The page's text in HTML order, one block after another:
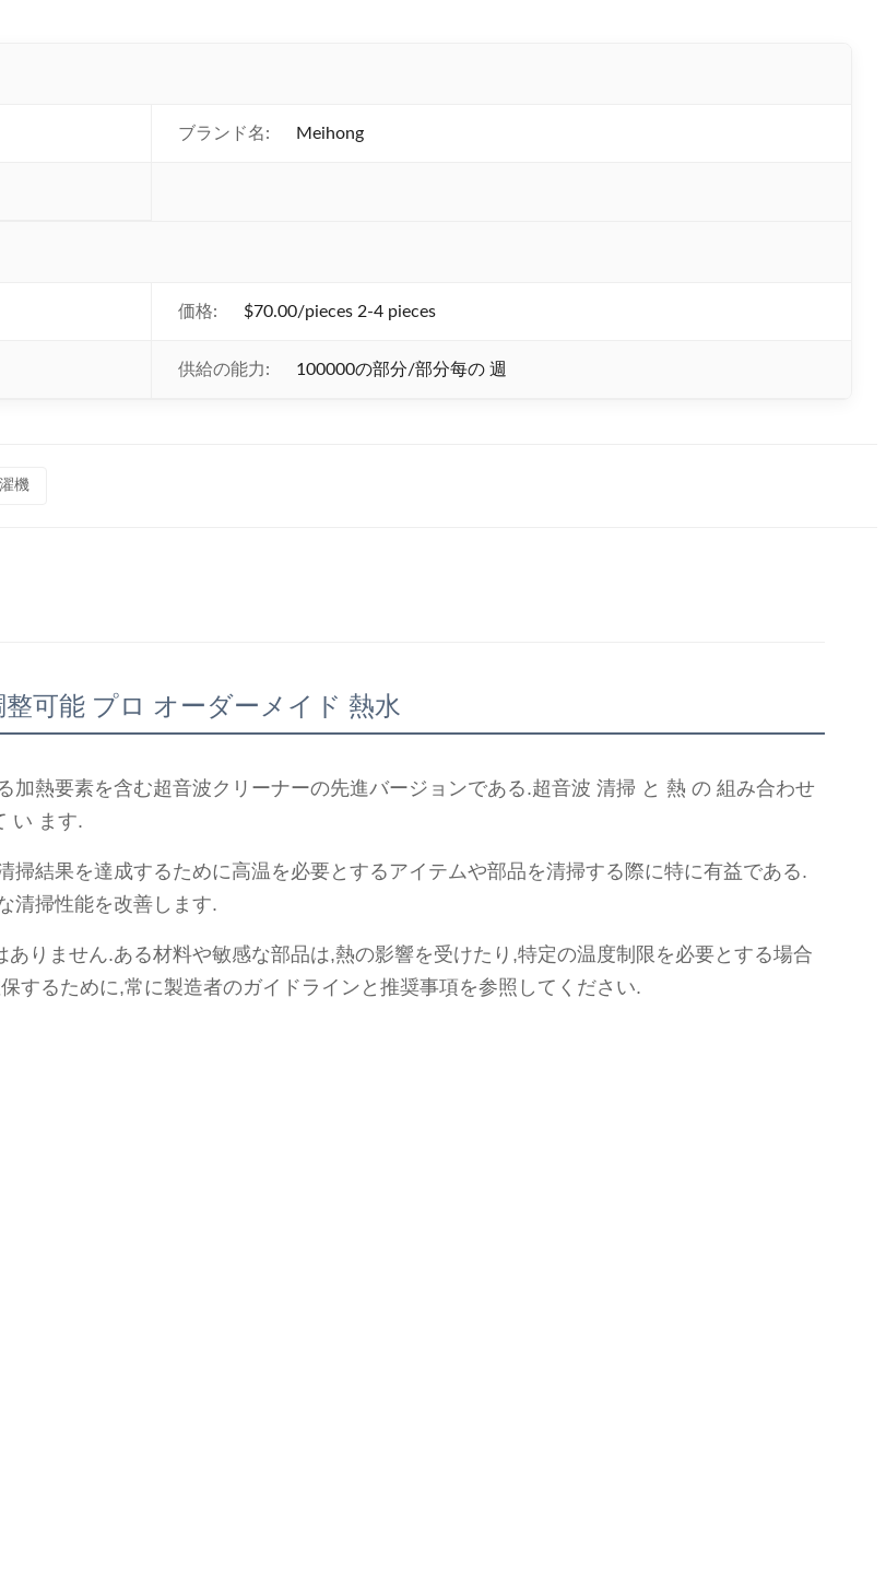
ブランド名: Meihong
価格: $70.00/pieces 2-4 pieces
供給の能力: 100000の部分/部分每の 週
機
可能 プロ オーダーメイド 熱水
熱要素を含む超音波クリーナーの先進バージョンである.超音波 清掃 と 熱 の 組み合わせ
い ます.
結果を達成するために高温を必要とするアイテムや部品を清掃する際に特に有益である.
清掃性能を改善します.
りません.ある材料や敏感な部品は,熱の影響を受けたり,特定の温度制限を必要とする場合
するために,常に製造者のガイドラインと推奨事項を参照してください.